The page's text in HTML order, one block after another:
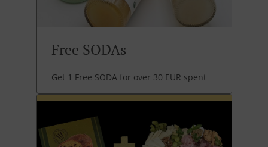
Free SODAs
Get 1 Free SODA for over 30 EUR spent